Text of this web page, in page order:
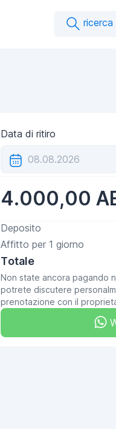
ricerca
Data di ritiro
4.000,00
Deposito
Affitto per 1 giorno
Totale
Non state ancora pagando
potrete discutere
prenotazione con il